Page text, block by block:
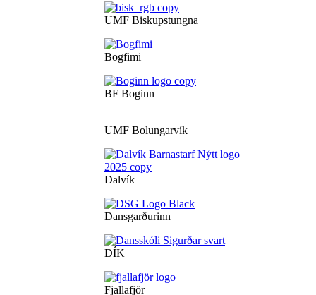
UMF Biskupstungna
Bogfimi
BF Boginn
UMF Bolungarvík
Dalvík
Dansgarðurinn
DÍK
Fjallafjör